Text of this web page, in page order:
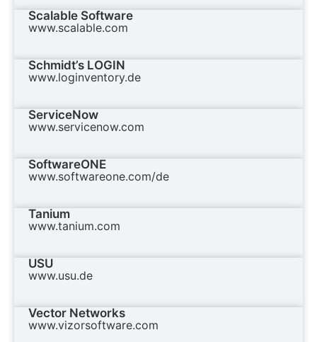
Scalable Software
www.scalable.com
Schmidt’s LOGIN
www.loginventory.de
ServiceNow
www.servicenow.com
SoftwareONE
www.softwareone.com/de
Tanium
www.tanium.com
USU
www.usu.de
Vector Networks
www.vizorsoftware.com